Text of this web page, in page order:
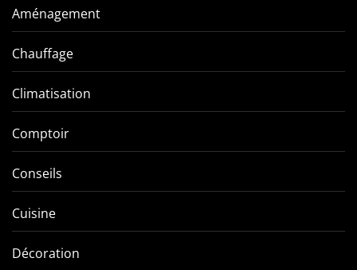
Aménagement
Chauffage
Climatisation
Comptoir
Conseils
Cuisine
Décoration